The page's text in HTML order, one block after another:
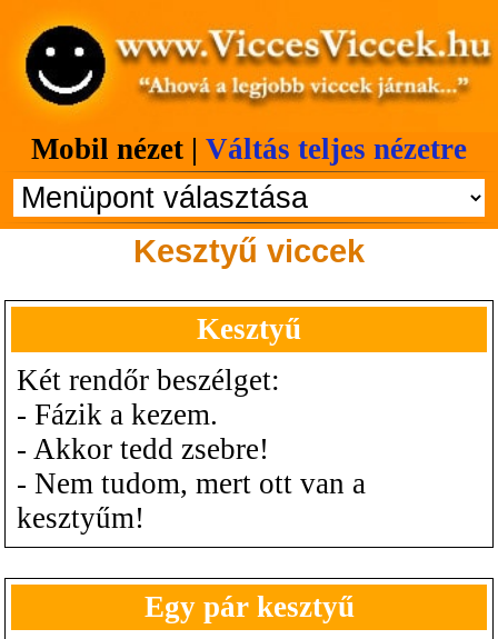
Mobil nézet | Váltás teljes nézetre
Kesztyű viccek
Kesztyű
Két rendőr beszélget:
- Fázik a kezem.
- Akkor tedd zsebre!
- Nem tudom, mert ott van a
kesztyűm!
Egy pár kesztyű